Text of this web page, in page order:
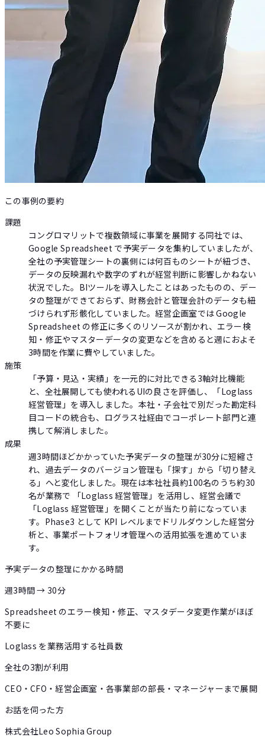
この事例の要約
課題
コングロマリットで複数領域に事業を展開する同社では、
Google Spreadsheet で予実データを集約していましたが、
全社の予実管理シートの裏側には何百ものシートが紐づき、
データの反映漏れや数字のずれが経営判断に影響しかねない
状況でした。BIツールを導入したことはあったものの、デー
タの整理ができておらず、財務会計と管理会計のデータも紐
づけられず形骸化していました。経営企画室では Google
Spreadsheet の修正に多くのリソースが割かれ、エラー検
知・修正やマスターデータの変更などを含めると週におよそ
3時間を作業に費やしていました。
施策
「予算・見込・実績」を一元的に対比できる3軸対比機能
と、全社展開しても使われるUIの良さを評価し、「Loglass
経営管理」を導入しました。本社・子会社で別だった勘定科
目コードの統合も、ログラス社経由でコーポレート部門と連
携して解消しました。
成果
週3時間ほどかかっていた予実データの整理が30分に短縮さ
れ、過去データのバージョン管理も「探す」から「切り替え
る」へと変化しました。現在は本社社員約100名のうち約30
名が業務で 「Loglass 経営管理」を活用し、経営会議で
「Loglass 経営管理」を開くことが当たり前になっていま
す。Phase3 として KPI レベルまでドリルダウンした経営分
析と、事業ポートフォリオ管理への活用拡張を進めていま
す。
予実データの整理にかかる時間
週3時間 → 30分
Spreadsheet のエラー検知・修正、マスタデータ変更作業がほぼ
不要に
Loglass を業務活用する社員数
全社の3割が利用
CEO・CFO・経営企画室・各事業部の部長・マネージャーまで展開
お話を伺った方
株式会社Leo Sophia Group